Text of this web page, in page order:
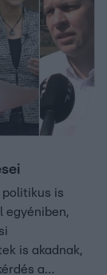
politikus is
egyéniben,
is akadnak,
a